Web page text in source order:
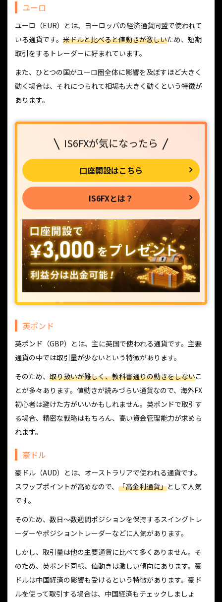
ユーロ
ユーロ（EUR）とは、ヨーロッパの経済通貨同盟で使われて
いる通貨です。 米ドルと比べると値動きが激しいため、短期
取引をするトレーダーに好まれています。
また、ひとつの国がユーロ圏全体に影響を及ぼすほど大きく
動く場合は、それにつられて相場も大きく動くという特徴が
あります。
IS6FXが気になったら
口座開設はこちら
IS6FXとは？
英ポンド
英ポンド（GBP）とは、主に英国で使われる通貨です。主要
通貨の中では取引量が少ないという特徴があります。
そのため、 取り扱いが難しく、教科書通りの動きをしないこ
とが多々あります。値動きが読みづらい通貨なので、海外FX
初心者は避けた方がいいかもしれません。英ポンドで取引す
る場合、精密な戦略はもちろん、高い資金管理能力が求めら
れます。
豪ドル
豪ドル（AUD）とは、オーストラリアで使われる通貨です。
スワップポイントが高めなので、 「高金利通貨」として人気
です。
そのため、数日～数週間ポジションを保持するスイングトレ
ーダーやポジショントレーダーなどに人気があります。
しかし、取引量は他の主要通貨に比べて多くありません。そ
のため、英ポンド同様、値動きは激しい傾向にあります。豪
ドルは中国経済の影響も受けるという特徴があります。豪ド
ルを使って取引する場合は、中国経済もチェックしましょ